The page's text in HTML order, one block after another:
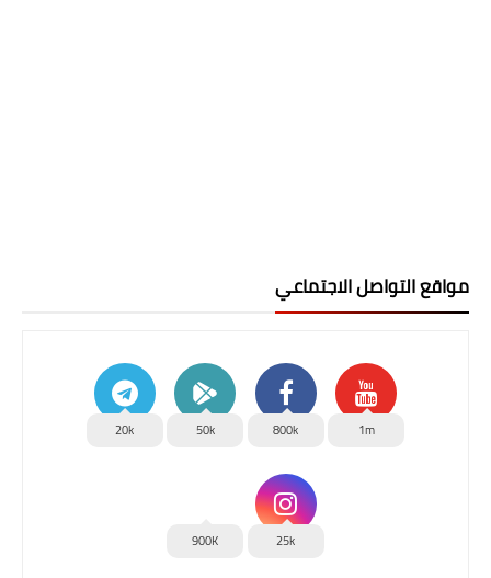
مواقع التواصل الاجتماعي
1m
800k
50k
20k
25k
900K